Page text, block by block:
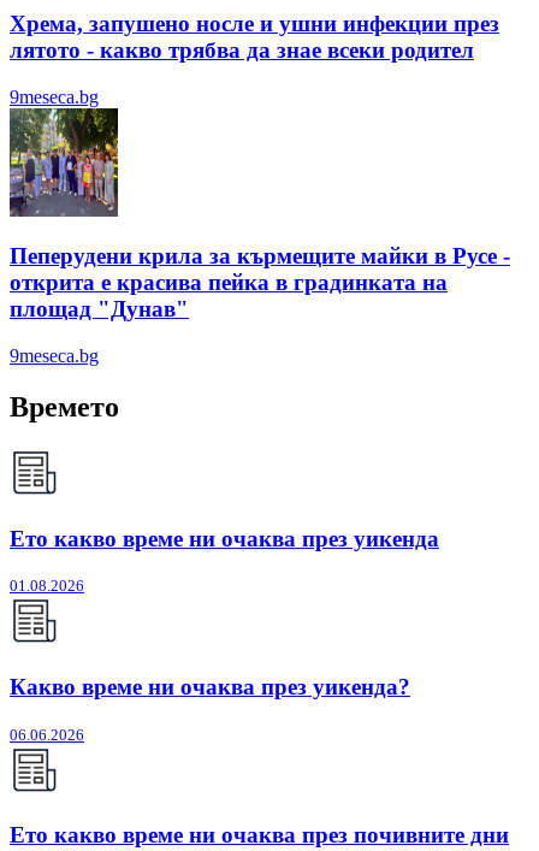
Хрема, запушено носле и ушни инфекции през
лятотo - какво трябва да знае всеки родител
9meseca.bg
Пеперудени крила за кърмещите майки в Русе -
открита е красива пейка в градинката на
площад "Дунав"
9meseca.bg
Времето
Ето какво време ни очаква през уикенда
01.08.2026
Какво време ни очаква през уикенда?
06.06.2026
Ето какво време ни очаква през почивните дни